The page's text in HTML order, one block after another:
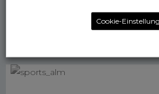
Cookie-